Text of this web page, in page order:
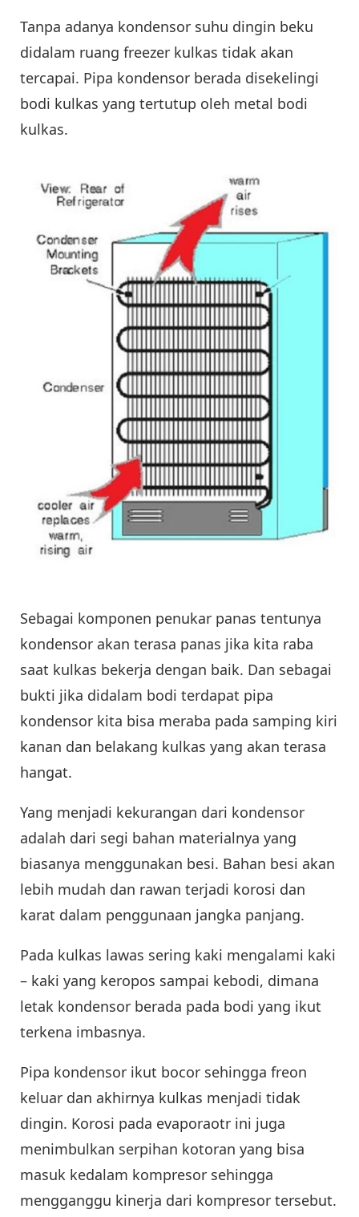
Tanpa adanya kondensor suhu dingin beku
didalam ruang freezer kulkas tidak akan
tercapai. Pipa kondensor berada disekelingi
bodi kulkas yang tertutup oleh metal bodi
kulkas.
Sebagai komponen penukar panas tentunya
kondensor akan terasa panas jika kita raba
saat kulkas bekerja dengan baik. Dan sebagai
bukti jika didalam bodi terdapat pipa
kondensor kita bisa meraba pada samping kiri
kanan dan belakang kulkas yang akan terasa
hangat.
Yang menjadi kekurangan dari kondensor
adalah dari segi bahan materialnya yang
biasanya menggunakan besi. Bahan besi akan
lebih mudah dan rawan terjadi korosi dan
karat dalam penggunaan jangka panjang.
Pada kulkas lawas sering kaki mengalami kaki
– kaki yang keropos sampai kebodi, dimana
letak kondensor berada pada bodi yang ikut
terkena imbasnya.
Pipa kondensor ikut bocor sehingga freon
keluar dan akhirnya kulkas menjadi tidak
dingin. Korosi pada evaporaotr ini juga
menimbulkan serpihan kotoran yang bisa
masuk kedalam kompresor sehingga
mengganggu kinerja dari kompresor tersebut.